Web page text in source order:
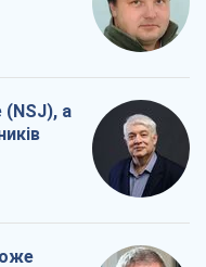
(NSJ), а